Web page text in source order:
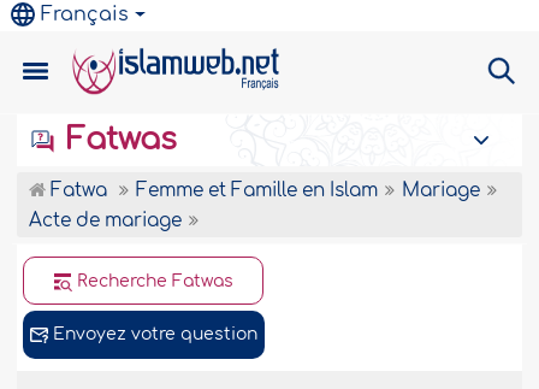
Français
Fatwas
Fatwa Femme et Famille en Islam
Mariage
Acte de mariage
Recherche Fatwas
Envoyez votre question